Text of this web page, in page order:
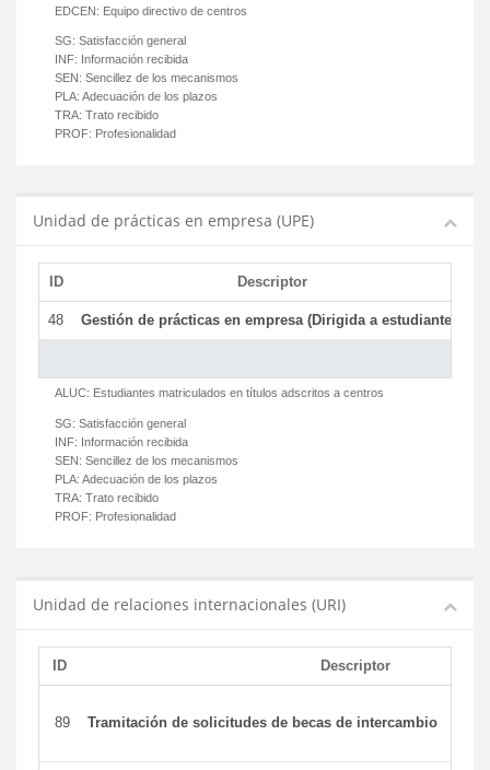
EDCEN: Equipo directivo de centros
SG: Satisfacción general
INF: Información recibida
SEN: Sencillez de los mecanismos
PLA: Adecuación de los plazos
TRA: Trato recibido
PROF: Profesionalidad
Unidad de prácticas en empresa (UPE)
ID Descriptor
48 Gestión de prácticas en empresa (Dirigida a estudiantes)
ALUC: Estudiantes matriculados en títulos adscritos a centros
SG: Satisfacción general
INF: Información recibida
SEN: Sencillez de los mecanismos
PLA: Adecuación de los plazos
TRA: Trato recibido
PROF: Profesionalidad
Unidad de relaciones internacionales (URI)
ID Descriptor
89 Tramitación de solicitudes de becas de intercambio